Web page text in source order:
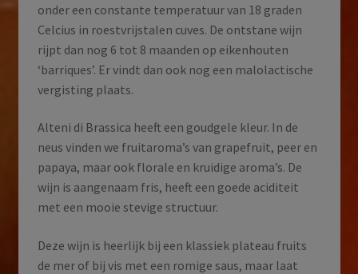
onder een constante temperatuur van 18 graden
Celcius in roestvrijstalen cuves. De ontstane wijn
rijpt dan nog 6 tot 8 maanden op eikenhouten
‘barriques’. Er vindt dan ook nog een malolactische
vergisting plaats.
Alteni di Brassica heeft een goudgele kleur. In de
neus vinden we fruitaroma’s van grapefruit, peer en
papaya, maar ook florale en kruidige aroma’s. De
wijn is aangenaam fris, heeft een goede aciditeit
met een mooie stevige structuur.
Deze wijn is heerlijk bij een klassiek plateau fruits
de mer of bij vis met een romige saus, maar laat